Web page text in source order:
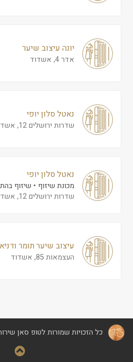
יונה עיצוב שיער
אדר 4, אשדוד
נאטל סלון יופי
שדרות ירושלים 12, אשדוד
נאטל סלון יופי
מכונת שיזוף שיזוף
שדרות ירושלים 12, אשדוד
עיצוב שיער תומר
העצמאות 85, אשדוד
כל הזכויות שמורות לטופ סאן